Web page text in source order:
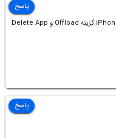
چرا تو قسمت iPhone Storage گزینه Offload و Delete App
پاسخ
پاسخ